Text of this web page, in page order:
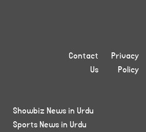
Privacy
Policy
Contact
Us
Showbiz News in Urdu
Sports News in Urdu